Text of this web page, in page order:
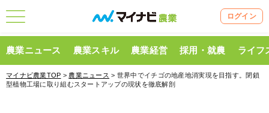
ログイン
農業ニュース 農業スキル 農業経営 採用・就農 ライフ
マイナビ農業TOP > 農業ニュース > 世界中でイチゴの地産地消実現を目指す。閉鎖
型植物工場に取り組むスタートアップの現状を徹底解剖